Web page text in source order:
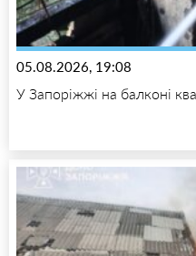
05.08.2026, 19:08
У Запоріжжі на балконі